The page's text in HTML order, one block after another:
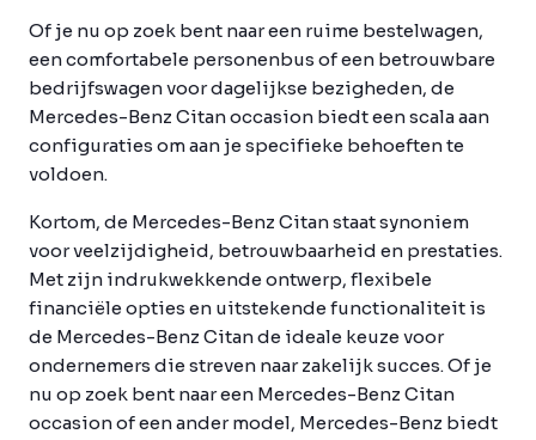
Of je nu op zoek bent naar een ruime bestelwagen,
een comfortabele personenbus of een betrouwbare
bedrijfswagen voor dagelijkse bezigheden, de
Mercedes-Benz Citan occasion biedt een scala aan
configuraties om aan je specifieke behoeften te
voldoen.
Kortom, de Mercedes-Benz Citan staat synoniem
voor veelzijdigheid, betrouwbaarheid en prestaties.
Met zijn indrukwekkende ontwerp, flexibele
financiële opties en uitstekende functionaliteit is
de Mercedes-Benz Citan de ideale keuze voor
ondernemers die streven naar zakelijk succes. Of je
nu op zoek bent naar een Mercedes-Benz Citan
occasion of een ander model, Mercedes-Benz biedt